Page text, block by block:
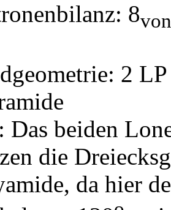
8
2
Das beiden
die
da hier